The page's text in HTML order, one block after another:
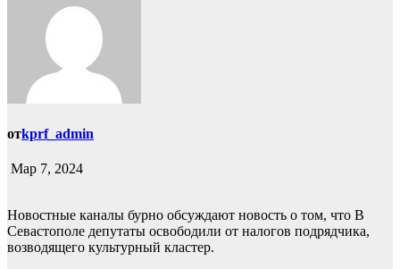
отkprf_admin
Мар 7, 2024
Новостные каналы бурно обсуждают новость о том, что В
Севастополе депутаты освободили от налогов подрядчика,
возводящего культурный кластер.